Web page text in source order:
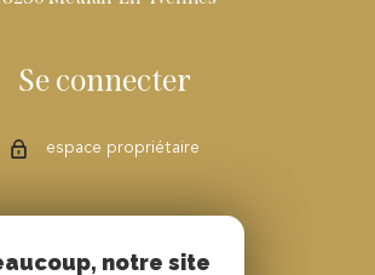
Se connecter
espace propriétaire
Adhérents
notre site